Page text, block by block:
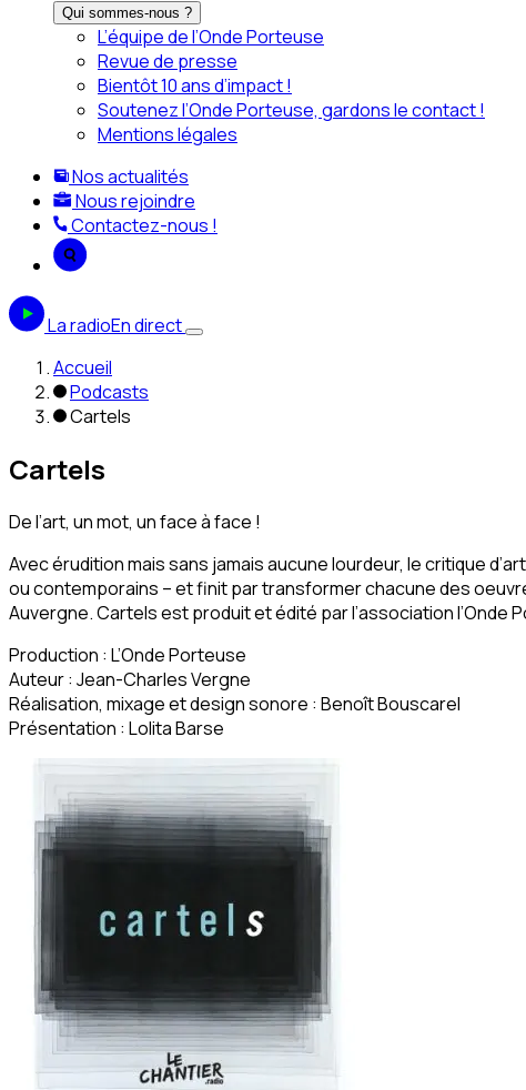
Qui sommes-nous ?
L’équipe de l’Onde Porteuse
Revue de presse
Bientôt 10 ans d’impact !
Soutenez l’Onde Porteuse, gardons le contact !
Mentions légales
Nos actualités
Nous rejoindre
Contactez-nous !
La radioEn direct
Accueil
Podcasts
Cartels
Cartels
De l’art, un mot, un face à face !
Avec érudition mais sans jamais aucune lourdeur, le critique
ou contemporains – et finit par transformer chacune des
Auvergne. Cartels est produit et édité par l’association l’Onde
Production : L’Onde Porteuse
Auteur : Jean-Charles Vergne
Réalisation, mixage et design sonore : Benoît Bouscarel
Présentation : Lolita Barse